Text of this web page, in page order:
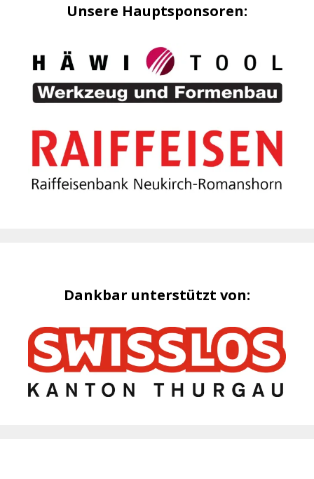
Unsere Hauptsponsoren:
Dankbar unterstützt von: